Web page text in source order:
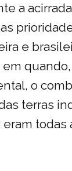
a
e
o
terras
todas